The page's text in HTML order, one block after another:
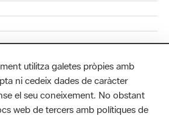
utilitza galetes pròpies amb
ni cedeix dades de caràcter
el seu coneixement. No obstant
web de tercers amb polítiques de